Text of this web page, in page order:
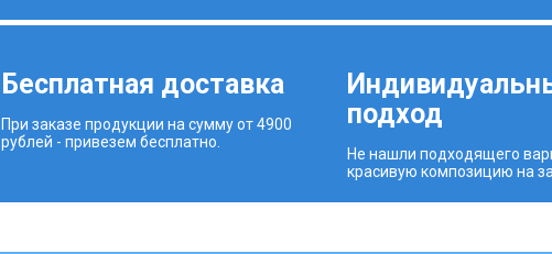
Бесплатная доставка
При заказе продукции на сумму от 4900
рублей - привезем бесплатно.
подход
Не нашли подходящего
красивую композицию на